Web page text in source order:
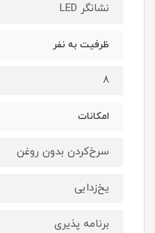
نشانگر LED
ظرفیت به نفر
۸
امکانات
سرخ‌کردن بدون روغن
یخ‌زدایی
برنامه پذیری